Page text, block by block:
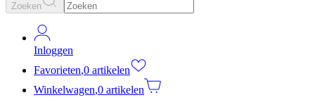
Zoeken
Inloggen
Favorieten,0 artikelen
Winkelwagen,0 artikelen